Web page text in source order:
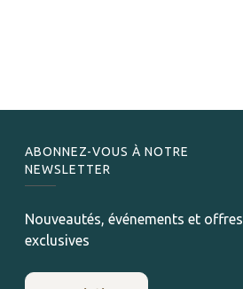
ABONNEZ-VOUS À NOTRE
NEWSLETTER
Nouveautés, événements et offres
exclusives